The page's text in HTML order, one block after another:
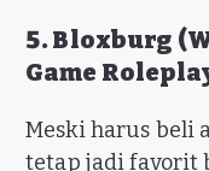
5. Bloxburg
Game
Meski harus beli
tetap jadi favorit